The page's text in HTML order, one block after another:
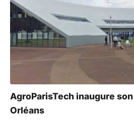
AgroParisTech inaugure
Orléans